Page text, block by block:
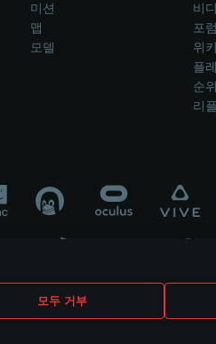
모두 거부
미션
맵
모델
비
포
위
플
순
리
개발 후원 또는 홍보에 참여하지 않습
owners.